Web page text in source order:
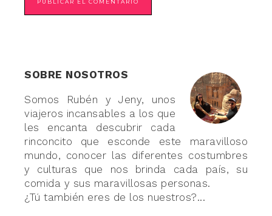
SOBRE NOSOTROS
Somos Rubén y Jeny, unos
viajeros incansables a los que
les encanta descubrir cada
rinconcito que esconde este maravilloso
mundo, conocer las diferentes costumbres
y culturas que nos brinda cada país, su
comida y sus maravillosas personas.
¿Tú también eres de los nuestros?...